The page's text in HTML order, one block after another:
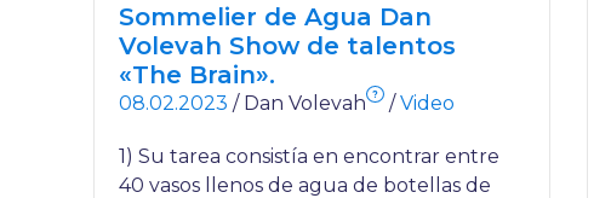
Sommelier de Agua Dan
Volevah Show de talentos
«The Brain».
08.02.2023 / Dan Volevah ? / Video
1) Su tarea consistía en encontrar entre
40 vasos llenos de agua de botellas de